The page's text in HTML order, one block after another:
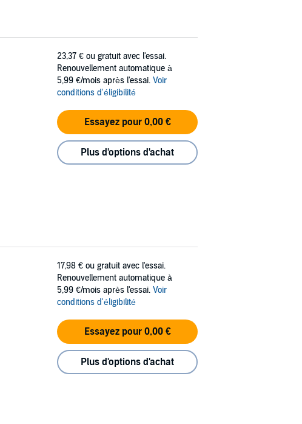
23,37 € ou gratuit avec l'essai.
Renouvellement automatique à
5,99 €/mois après l'essai. Voir
conditions d'éligibilité
Essayez pour 0,00 €
Plus d'options d'achat
17,98 € ou gratuit avec l'essai.
Renouvellement automatique à
5,99 €/mois après l'essai. Voir
conditions d'éligibilité
Essayez pour 0,00 €
Plus d'options d'achat